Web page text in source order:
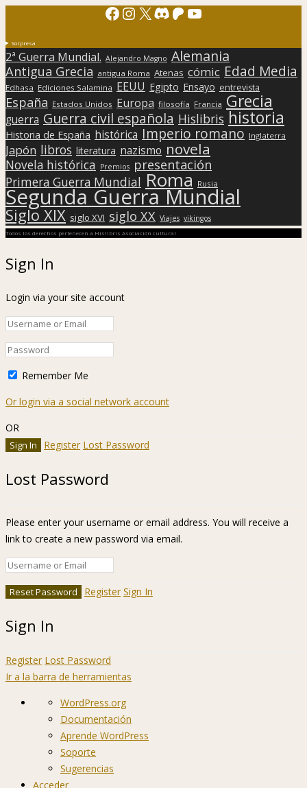
Facebook
Instagram
X Discord
Patreon
YouTube
Sorpresa
2ª Guerra Mundial. Alejandro Magno Alemania
Antigua Grecia antigua Roma Atenas cómic Edad Media
Edhasa Ediciones Salamina EEUU Egipto Ensayo entrevista
España Estados Unidos Europa filosofía Francia Grecia
guerra Guerra civil española Hislibris historia
Historia de España histórica Imperio romano Inglaterra
Japón libros literatura nazismo novela
Novela histórica Premios presentación
Primera Guerra Mundial Roma Rusia
Segunda Guerra Mundial
Siglo XIX siglo XVI siglo XX Viajes vikingos
Todos los derechos pertenecen a Hislibris Asociación cultural
Sign In
Login via your site account
Remember Me
Or login via a social network account
OR
Register Lost Password
Lost Password
Please enter your username or email address. You will receive a
link to create a new password via email.
Register Sign In
Sign In
Register Lost Password
Ir a la barra de herramientas
Acerca
WordPress
WordPress.org
Documentación
Aprende WordPress
Soporte
Sugerencias
Acceder